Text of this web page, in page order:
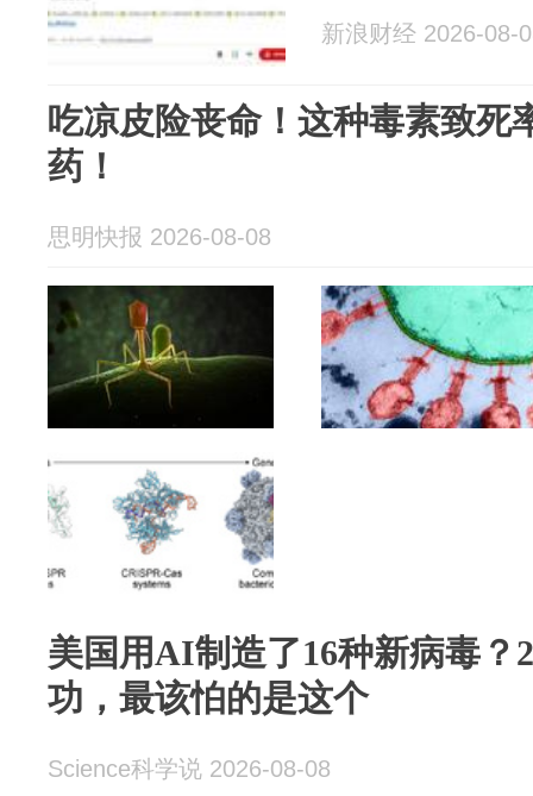
新浪财经 2026-08-
吃凉皮险丧命！这种毒素致死
药！
思明快报 2026-08-08
美国用AI制造了16种新病毒？
功，最该怕的是这个
Science科学说 2026-08-08